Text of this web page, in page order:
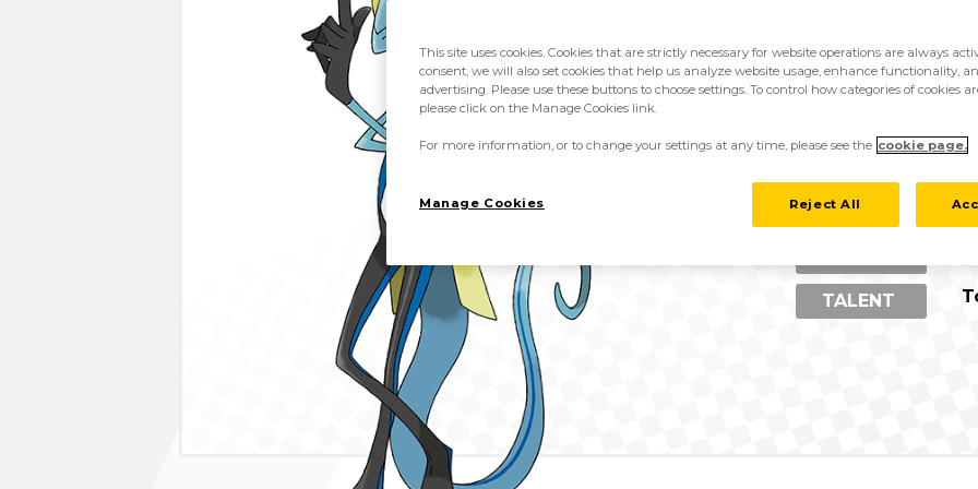
TAILLE
TALENT
This site uses cookies. Cookies that are strictly necessary for website operations are always
consent, we will also set cookies that help us analyze website usage, enhance functionality,
advertising. Please use these buttons to choose settings. To control how categories of cookies
please click on the Manage Cookies link.
For more information, or to change your settings at any time, please see the cookie page.
Manage Cookies Reject All